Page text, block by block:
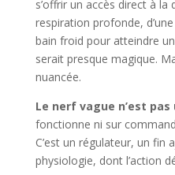
s’offrir un accès direct à la
respiration profonde,
bain froid pour atteindre
serait presque magique.
nuancée.
Le nerf vague n’est
fonctionne ni sur
C’est un régulateur, un fin
physiologie, dont l’action